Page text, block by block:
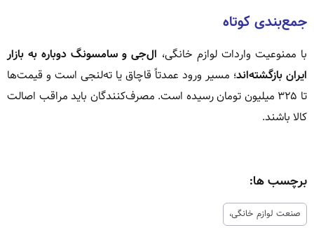
جمع‌بندی کوتاه
با ممنوعیت واردات لوازم خانگی، ال‌جی و سامسونگ دوباره به بازار
ایران بازگشته‌اند؛ مسیر ورود عمدتاً قاچاق یا ته‌لنجی است و قیمت‌ها
تا ۳۲۵ میلیون تومان رسیده است. مصرف‌کنندگان باید مراقب اصالت
کالا باشند.
برچسب ها:
صنعت لوازم خانگی،